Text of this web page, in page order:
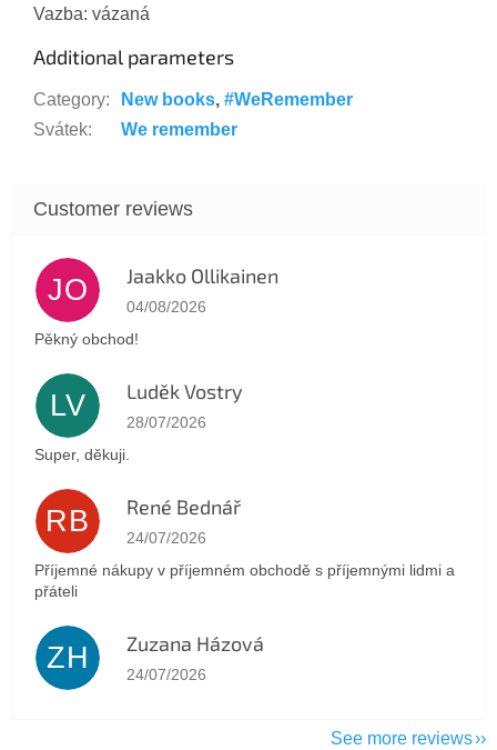
Vazba: vázaná
Additional parameters
Category: New books, #WeRemember
Svátek: We remember
JO Jaakko Ollikainen
The store rating is 5 out of 5 stars.
04/08/2026
Pěkný obchod!
LV Luděk Vostry
The store rating is 5 out of 5 stars.
28/07/2026
Super, děkuji.
RB René Bednář
The store rating is 5 out of 5 stars.
24/07/2026
Příjemné nákupy v příjemném obchodě s příjemnými lidmi a
přáteli
ZH Zuzana Házová
The store rating is 5 out of 5 stars.
24/07/2026
See more reviews